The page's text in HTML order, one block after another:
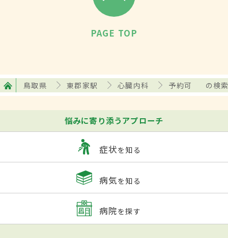
PAGE TOP
鳥取県 東郡家駅 心臓内科 予約可 の検
悩みに寄り添うアプローチ
症状を知る
病気を知る
病院を探す